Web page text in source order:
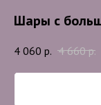
Шары с
4 060 р. 4 660 р.